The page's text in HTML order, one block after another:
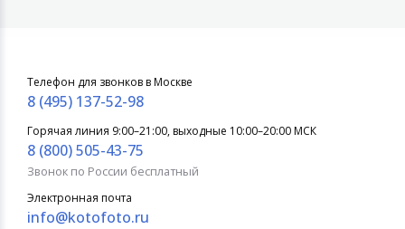
Телефон для звонков в Москве
8 (495) 137-52-98
Горячая линия 9:00–21:00, выходные 10:00–20:00 МСК
8 (800) 505-43-75
Звонок по России бесплатный
Электронная почта
info@kotofoto.ru